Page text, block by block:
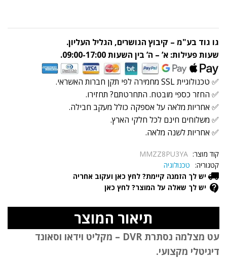
גו גוד בע"מ – קיבוץ הגושרים, הגליל העליון.
שעות פעילות: א’ – ה’ בין השעות 09:00-17:00.
✅ טכנולוגיית SSL מחמירה לפי תקן חברות האשראי.
✅ החזר כספי מובטח. התחרטתם? תחזירו.
✅ אחריות מלאה על אספקה כולל מעקב חבילה.
✅ משלוחים חינם לכל חלקי הארץ.
✅ אחריות לשנה מלאה.
קוד מוצר: MMZZ8PU3YA
קטגוריה: טכנולוגיה
יש לך הזמנה קיימת? לחץ כאן ועקוב אחריה
יש לך שאלה על המוצר? לחץ כאן
תיאור המוצר
עט מצלמה נסתרת DVR – מקליט וידאו וסאונד
דיגיטלי מקצועי.